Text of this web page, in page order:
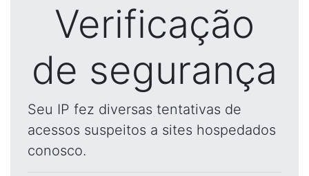
Verificação
de segurança
Seu IP fez diversas tentativas de
acessos suspeitos a sites hospedados
conosco.